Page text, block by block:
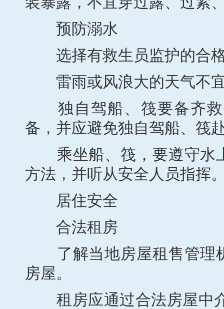
预防溺水
选择有救生员监护的合格
雷雨或风浪大的天气不
独自驾船、筏要备齐救
备，并应避免独自驾船、筏
乘坐船、筏，要遵守水
方法，并听从安全人员指挥
居住安全
合法租房
了解当地房屋租售管理
房屋。
租房应通过合法房屋中